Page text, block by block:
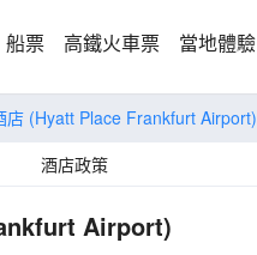
船票 高鐵火車票 當地體驗
店 (Hyatt Place Frankfurt Airport)
酒店政策
Airport)